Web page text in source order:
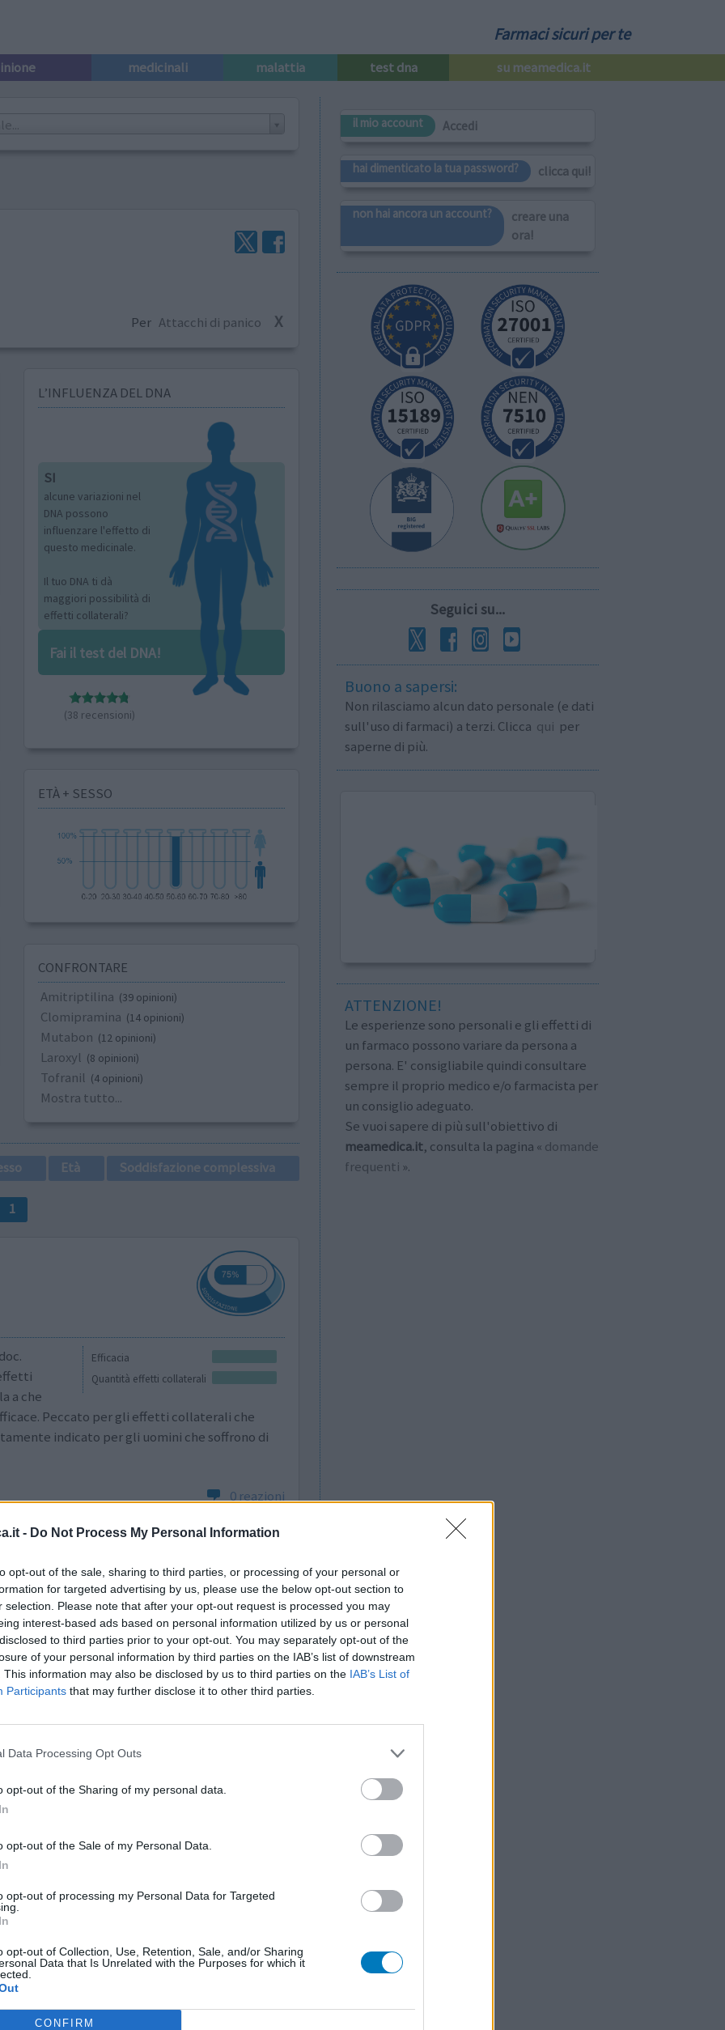
- Do Not Process My Personal Information
opt-out of the sale, sharing to third parties, or processing of your personal or
for targeted advertising by us, please use the below opt-out section to
selection. Please note that after your opt-out request is processed you may
interest-based ads based on personal information utilized by us or personal
to third parties prior to your opt-out. You may separately opt-out of the
of your personal information by third parties on the IAB’s list of downstream
This information may also be disclosed by us to third parties on the IAB’s List of
Participants that may further disclose it to other third parties.
Data Processing Opt Outs
opt-out of the Sharing of my personal data.
opt-out of the Sale of my Personal Data.
opt-out of processing my Personal Data for Targeted
opt-out of Collection, Use, Retention, Sale, and/or Sharing
Data that Is Unrelated with the Purposes for which it
CONFIRM
Farmaci sicuri per te
medicinali malattia test dna su meamedica.it
Per Attacchi di panico X
L’INFLUENZA DEL DNA
SI
alcune variazioni nel
DNA possono
influenzare l'effetto di
questo medicinale.
Il tuo DNA ti dà
maggiori possibilità di
effetti collaterali?
Fai il test del DNA!
(38 recensioni)
ETÀ + SESSO
CONFRONTARE
Amitriptilina (39 opinioni)
Clomipramina (14 opinioni)
Mutabon (12 opinioni)
Laroxyl (8 opinioni)
Tofranil (4 opinioni)
Mostra tutto...
Età Soddisfazione complessiva
1
Efficacia
Quantità effetti collaterali
a che
Peccato per gli effetti collaterali che
indicato per gli uomini che soffrono di
0 reazioni
Efficacia
Quantità effetti collaterali
a che
Peccato per gli effetti collaterali che
indicato per gli uomini che soffrono di
sono 4
umore
il mio account Accedi
hai dimenticato la tua password? clicca qui!
non hai ancora un account?
creare una
ora!
Seguici su...
Buono a sapersi:
Non rilasciamo alcun dato personale (e dati
sull'uso di farmaci) a terzi. Clicca qui per
saperne di più.
ATTENZIONE!
Le esperienze sono personali e gli effetti di
un farmaco possono variare da persona a
persona. E' consigliabile quindi consultare
sempre il proprio medico e/o farmacista per
un consiglio adeguato.
Se vuoi sapere di più sull'obiettivo di
meamedica.it, consulta la pagina « domande
frequenti ».